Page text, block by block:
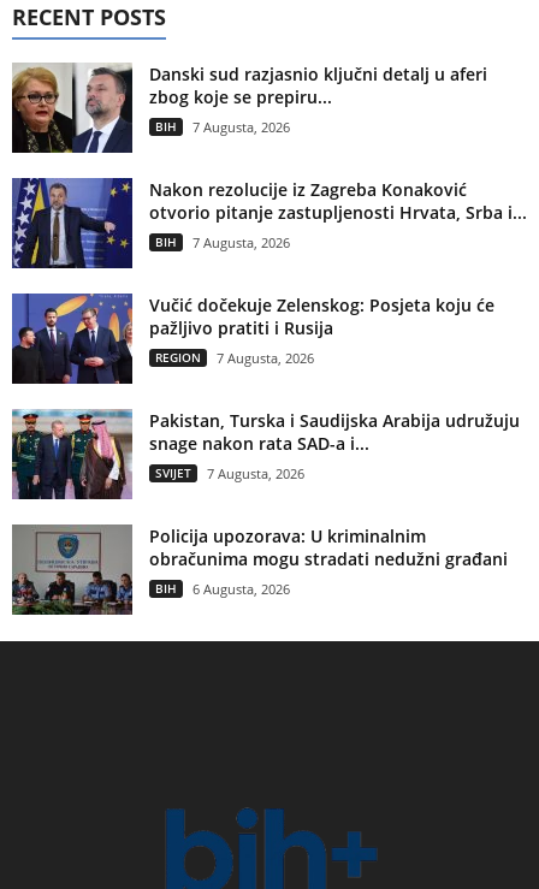
RECENT POSTS
Danski sud razjasnio ključni detalj u aferi
zbog koje se prepiru...
BIH 7 Augusta, 2026
Nakon rezolucije iz Zagreba Konaković
otvorio pitanje zastupljenosti Hrvata, Srba i...
BIH 7 Augusta, 2026
Vučić dočekuje Zelenskog: Posjeta koju će
pažljivo pratiti i Rusija
REGION 7 Augusta, 2026
Pakistan, Turska i Saudijska Arabija udružuju
snage nakon rata SAD-a i...
SVIJET 7 Augusta, 2026
Policija upozorava: U kriminalnim
obračunima mogu stradati nedužni građani
BIH 6 Augusta, 2026